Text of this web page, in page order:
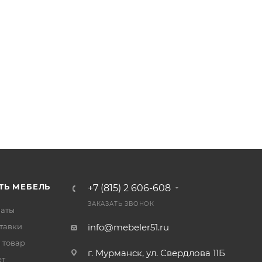
при выборе!!!
МЕБЕЛЬ
товар
+7 (815) 2 606-608
ЗАКАЗАТЬ ЗВОНОК
info@mebeler51.ru
г. Мурманск, ул. Свердлова 11Б